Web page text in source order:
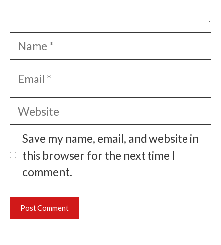
Name
Email
Website
Save my name, email, and website in
this browser for the next time I
comment.